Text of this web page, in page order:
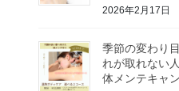
2026年2月17日
季節の変わり
れが取れない
体メンテキャ